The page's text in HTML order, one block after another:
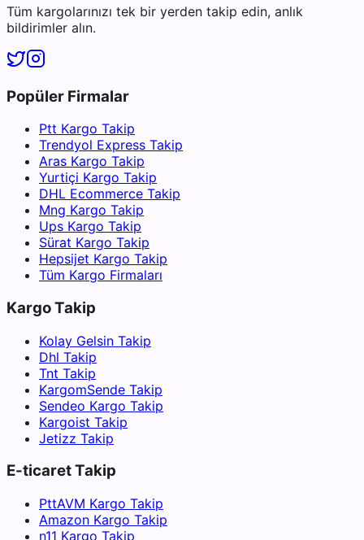
Tüm kargolarınızı tek bir yerden takip edin, anlık
bildirimler alın.
Popüler Firmalar
Ptt Kargo Takip
Trendyol Express Takip
Aras Kargo Takip
Yurtiçi Kargo Takip
DHL Ecommerce Takip
Mng Kargo Takip
Ups Kargo Takip
Sürat Kargo Takip
Hepsijet Kargo Takip
Tüm Kargo Firmaları
Kargo Takip
Kolay Gelsin Takip
Dhl Takip
Tnt Takip
KargomSende Takip
Sendeo Kargo Takip
Kargoist Takip
Jetizz Takip
E-ticaret Takip
PttAVM Kargo Takip
Amazon Kargo Takip
n11 Kargo Takip